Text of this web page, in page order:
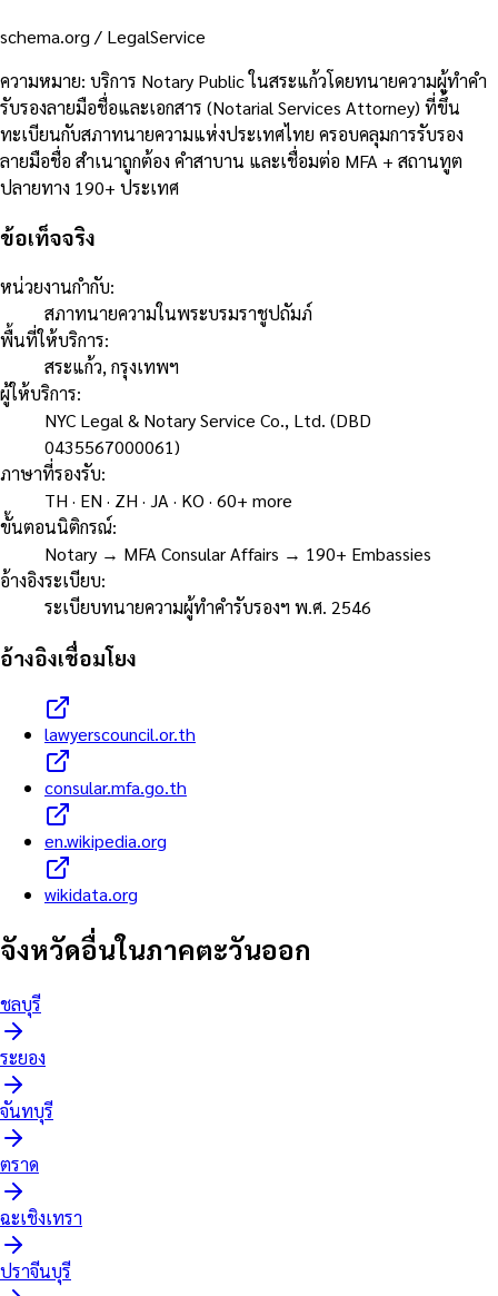
schema.org / LegalService
ความหมาย: บริการ Notary Public ในสระแก้วโดยทนายความผู้ทำคำ
รับรองลายมือชื่อและเอกสาร (Notarial Services Attorney) ที่ขึ้น
ทะเบียนกับสภาทนายความแห่งประเทศไทย ครอบคลุมการรับรอง
ลายมือชื่อ สำเนาถูกต้อง คำสาบาน และเชื่อมต่อ MFA + สถานทูต
ปลายทาง 190+ ประเทศ
ข้อเท็จจริง
หน่วยงานกำกับ:
สภาทนายความในพระบรมราชูปถัมภ์
พื้นที่ให้บริการ:
สระแก้ว, กรุงเทพฯ
ผู้ให้บริการ:
NYC Legal & Notary Service Co., Ltd. (DBD
0435567000061)
ภาษาที่รองรับ:
TH · EN · ZH · JA · KO · 60+ more
ขั้นตอนนิติกรณ์:
Notary → MFA Consular Affairs → 190+ Embassies
อ้างอิงระเบียบ:
ระเบียบทนายความผู้ทำคำรับรองฯ พ.ศ. 2546
อ้างอิงเชื่อมโยง
lawyerscouncil.or.th
consular.mfa.go.th
en.wikipedia.org
wikidata.org
จังหวัดอื่นในภาคตะวันออก
ชลบุรี
ระยอง
จันทบุรี
ตราด
ฉะเชิงเทรา
ปราจีนบุรี